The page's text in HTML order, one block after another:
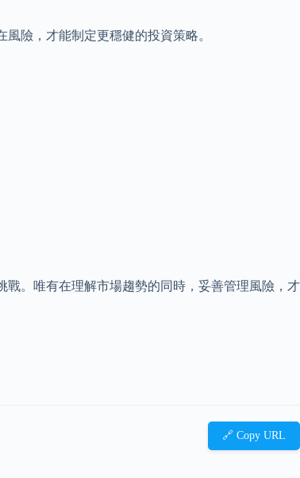
險，才能制定更穩健的投資策略。
。唯有在理解市場趨勢的同時，妥善管理風險，才
🔗 Copy URL